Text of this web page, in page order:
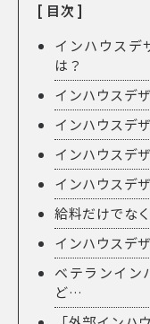
[ 目次 ]
インハウスデ
は？
インハウスデ
インハウスデ
インハウスデ
インハウスデ
給料だけでな
インハウスデ
ベテランイン
ど…